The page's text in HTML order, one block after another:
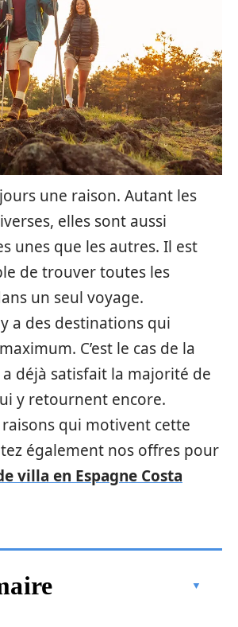
une raison. Autant les
elles sont aussi
unes que les autres. Il est
de trouver toutes les
un seul voyage.
a des destinations qui
C’est le cas de la
déjà satisfait la majorité de
y retournent encore.
raisons qui motivent cette
également nos offres pour
villa en Espagne Costa